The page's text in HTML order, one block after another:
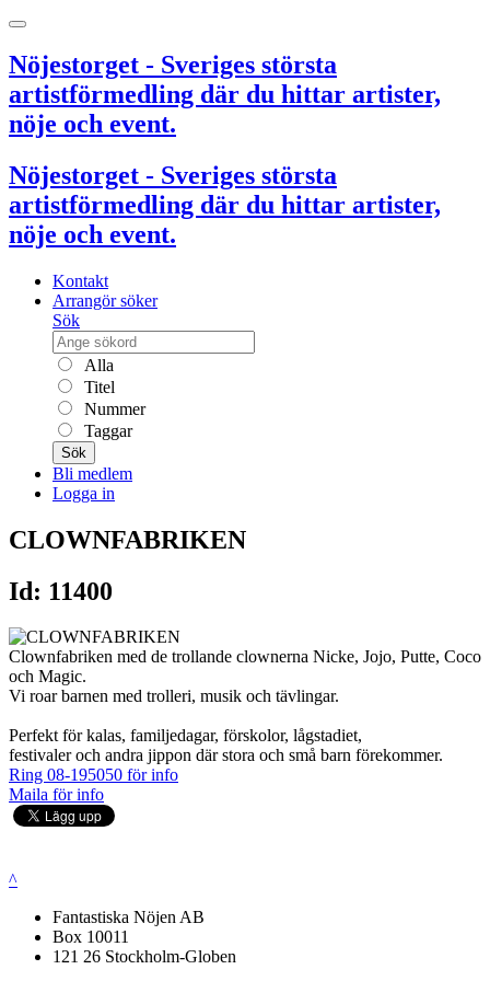
Nöjestorget - Sveriges största
artistförmedling där du hittar artister,
nöje och event.
Nöjestorget - Sveriges största
artistförmedling där du hittar artister,
nöje och event.
Kontakt
Arrangör söker
Sök
Alla
Titel
Nummer
Taggar
Sök
Bli medlem
Logga in
CLOWNFABRIKEN
Id: 11400
Clownfabriken med de trollande clownerna Nicke, Jojo, Putte, Coco
och Magic.
Vi roar barnen med trolleri, musik och tävlingar.
Perfekt för kalas, familjedagar, förskolor, lågstadiet,
festivaler och andra jippon där stora och små barn förekommer.
Ring 08-195050 för info
Maila för info
^
Fantastiska Nöjen AB
Box 10011
121 26 Stockholm-Globen